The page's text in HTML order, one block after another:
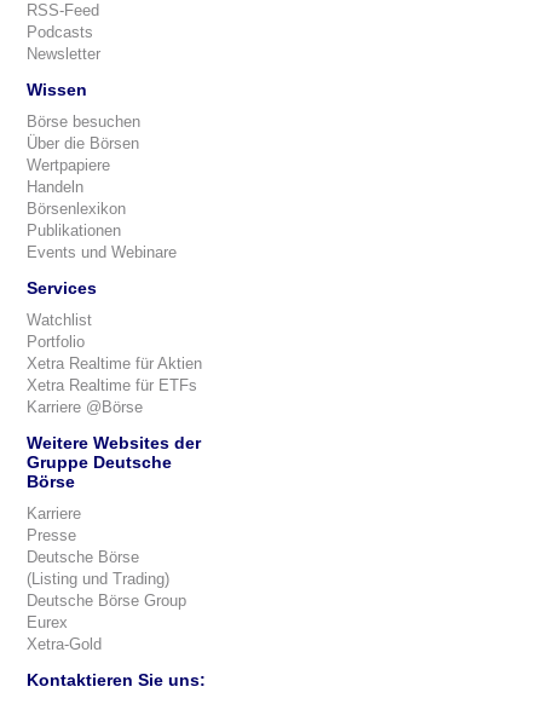
RSS-Feed
Podcasts
Newsletter
Wissen
Börse besuchen
Über die Börsen
Wertpapiere
Handeln
Börsenlexikon
Publikationen
Events und Webinare
Services
Watchlist
Portfolio
Xetra Realtime für Aktien
Xetra Realtime für ETFs
Karriere @Börse
Weitere Websites der
Gruppe Deutsche
Börse
Karriere
Presse
Deutsche Börse
(Listing und Trading)
Deutsche Börse Group
Eurex
Xetra-Gold
Kontaktieren Sie uns: